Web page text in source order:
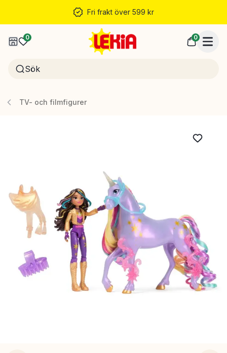
Fri frakt över 599 kr
0 0
TV- och filmfigurer